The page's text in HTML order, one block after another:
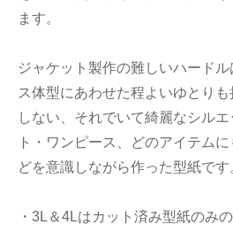
ます。
ジャケット製作の難しいハード
ス体型にあわせた程よいゆとり
しない、それでいて綺麗なシル
ト・ワンピース、どのアイテム
どを意識しながら作った型紙です
・3L＆4Lはカット済み型紙のみ